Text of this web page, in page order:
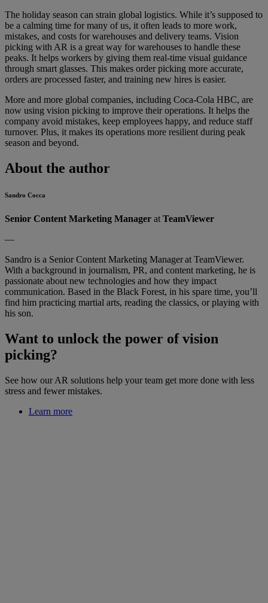
The holiday season can strain global logistics. While it’s supposed to
be a calming time for many of us, it often leads to more work,
mistakes, and costs for warehouses and delivery teams. Vision
picking with AR is a great way for warehouses to handle these
peaks. It helps workers by giving them real-time visual guidance
through smart glasses. This makes order picking more accurate,
orders are processed faster, and training new hires is easier.
More and more global companies, including Coca-Cola HBC, are
now using vision picking to improve their operations. It helps the
company avoid mistakes, keep employees happy, and reduce staff
turnover. Plus, it makes its operations more resilient during peak
season and beyond.
About the author
Sandro Cocca
Senior Content Marketing Manager at TeamViewer
—
Sandro is a Senior Content Marketing Manager at TeamViewer.
With a background in journalism, PR, and content marketing, he is
passionate about new technologies and how they impact
communication. Based in the Black Forest, in his spare time, you’ll
find him practicing martial arts, reading the classics, or playing with
his son.
Want to unlock the power of vision
picking?
See how our AR solutions help your team get more done with less
stress and fewer mistakes.
Learn more